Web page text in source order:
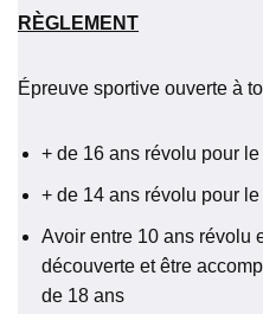
RÈGLEMENT
Épreuve sportive ouverte à
+ de 16 ans révolu pour le
+ de 14 ans révolu pour le
Avoir entre 10 ans révolu
découverte et être
de 18 ans